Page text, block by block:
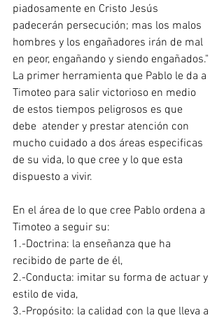
piadosamente en Cristo Jesús
padecerán persecución; mas los malos
hombres y los engañadores irán de mal
en peor, engañando y siendo engañados."
La primer herramienta que Pablo le da a
Timoteo para salir victorioso en medio
de estos tiempos peligrosos es que
debe  atender y prestar atención con
mucho cuidado a dos áreas especificas
de su vida, lo que cree y lo que esta
dispuesto a vivir.
En el área de lo que cree Pablo ordena a
Timoteo a seguir su:
1.-Doctrina: la enseñanza que ha
recibido de parte de él,
2.-Conducta: imitar su forma de actuar y
estilo de vida,
3.-Propósito: la calidad con la que lleva a